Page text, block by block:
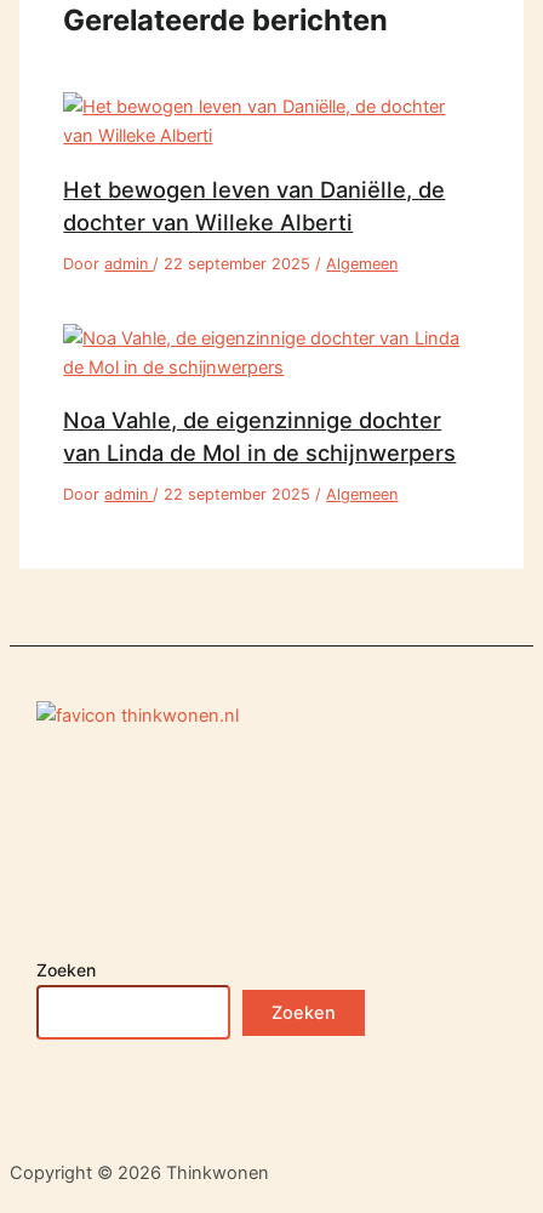
Gerelateerde berichten
Het bewogen leven van Daniëlle, de
dochter van Willeke Alberti
Dooradmin / 22 september 2025 /Algemeen
Noa Vahle, de eigenzinnige dochter
van Linda de Mol in de schijnwerpers
Dooradmin/ 22 september 2025/Algemeen
Zoeken
Zoeken
Copyright © 2026 Thinkwonen